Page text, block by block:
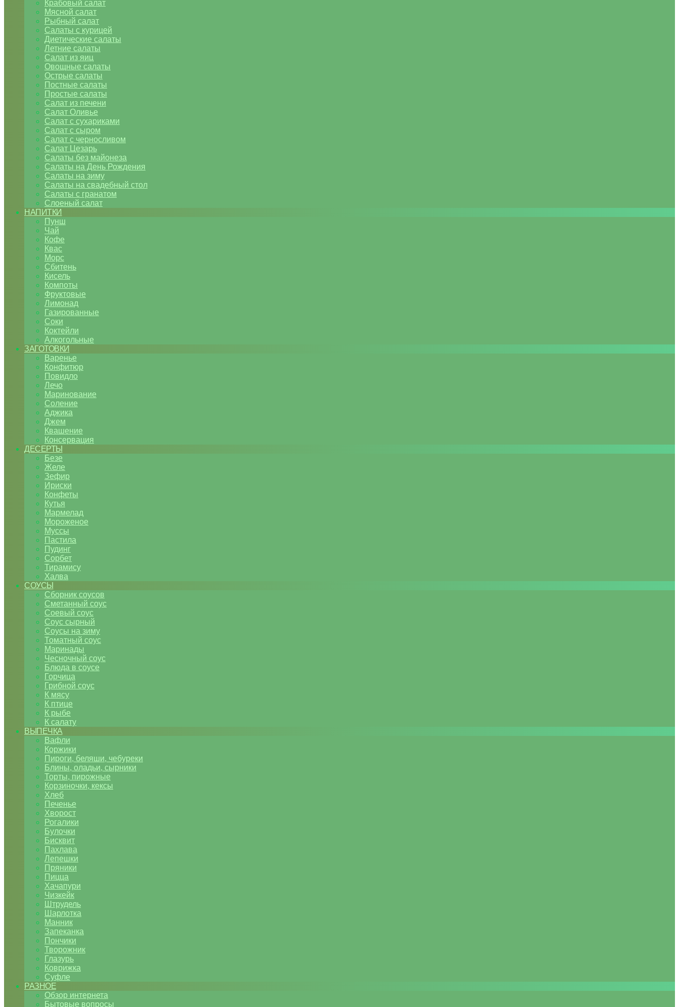
Крабовый салат
Мясной салат
Рыбный салат
Салаты с курицей
Диетические салаты
Летние салаты
Салат из яиц
Овощные салаты
Острые салаты
Постные салаты
Простые салаты
Салат из печени
Салат Оливье
Салат с сухариками
Салат с сыром
Салат с черносливом
Салат Цезарь
Салаты без майонеза
Салаты на День Рождения
Салаты на зиму
Салаты на свадебный стол
Салаты с гранатом
Слоеный салат
НАПИТКИ
Пунш
Чай
Кофе
Квас
Морс
Сбитень
Кисель
Компоты
Фруктовые
Лимонад
Газированные
Соки
Коктейли
Алкогольные
ЗАГОТОВКИ
Варенье
Конфитюр
Повидло
Лечо
Маринование
Соление
Аджика
Джем
Квашение
Консервация
ДЕСЕРТЫ
Безе
Желе
Зефир
Ириски
Конфеты
Кутья
Мармелад
Мороженое
Муссы
Пастила
Пудинг
Сорбет
Тирамису
Халва
СОУСЫ
Сборник соусов
Сметанный соус
Соевый соус
Соус сырный
Соусы на зиму
Томатный соус
Маринады
Чесночный соус
Блюда в соусе
Горчица
Грибной соус
К мясу
К птице
К рыбе
К салату
ВЫПЕЧКА
Вафли
Коржики
Пироги, беляши, чебуреки
Блины, оладьи, сырники
Торты, пирожные
Корзиночки, кексы
Хлеб
Печенье
Хворост
Рогалики
Булочки
Бисквит
Пахлава
Лепешки
Пряники
Пицца
Хачапури
Чизкейк
Штрудель
Шарлотка
Манник
Запеканка
Пончики
Творожник
Глазурь
Коврижка
Суфле
РАЗНОЕ
Обзор интернета
Бытовые вопросы